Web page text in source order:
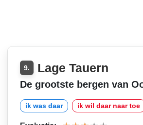
9. Lage Tauern
De grootste bergen van
ik was daar ik wil daar naar toe